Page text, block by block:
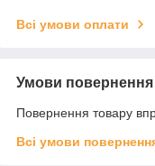
Всі умови оплати
Умови повернення
Повернення товару
Всі умови